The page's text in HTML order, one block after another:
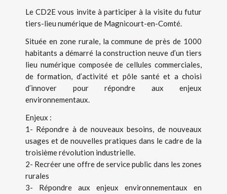
Le CD2E vous invite à participer à la visite du futur
tiers-lieu numérique de Magnicourt-en-Comté.
Située en zone rurale, la commune de près de 1000
habitants a démarré la construction neuve d’un tiers
lieu numérique composée de cellules commerciales,
de formation, d’activité et pôle santé et a choisi
d’innover pour répondre aux enjeux
environnementaux.
Enjeux :
1- Répondre à de nouveaux besoins, de nouveaux
usages et de nouvelles pratiques dans le cadre de la
troisième révolution industrielle.
2- Recréer une offre de service public dans les zones
rurales
3- Répondre aux enjeux environnementaux en